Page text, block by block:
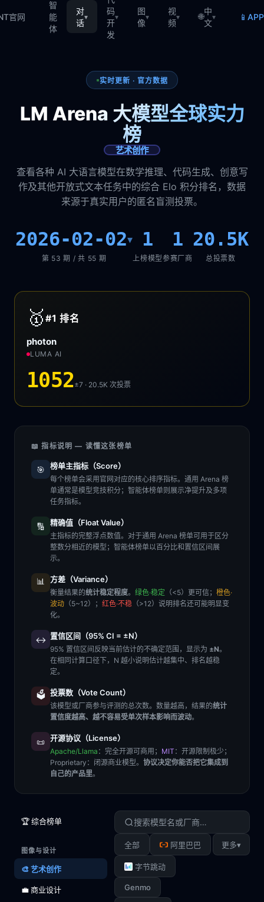
官网
智
能
体
对
话
▾
码
开
发
▾
图
像
▾
视
频
▾ 🌐
中
文
▾ 📱
实时更新 · 官方数据
LM Arena 大模型全球实力
榜
艺术创作
查看各种 AI 大语言模型在数学推理、代码生成、创意写
作及其他开放式文本任务中的综合 Elo 积分排名，数据
来源于真实用户的匿名盲测投票。
2026-02-02▾
第 53 期 / 共 55 期
1
上榜模型
1
参赛厂商
20.5K
总投票数
🥇 #1排名
photon
LUMA AI
1052±7 · 20.5K次投票
📖 指标说明 — 读懂这张榜单
🎯 榜单主指标（Score）
每个榜单会采用官网对应的核心排序指标。通用 Arena 榜
单通常是模型竞技积分；智能体榜单则展示净提升及多项
任务指标。
🔢 精确值（Float Value）
主指标的完整浮点数值。对于通用 Arena 榜单可用于区分
整数分相近的模型；智能体榜单以百分比和置信区间展
示。
📊 方差（Variance）
衡量结果的统计稳定程度。 绿色·稳定 （<5）更可信； 橙色·
波动 （5~12）； 红色·不稳 （>12）说明排名还可能明显变
化。
↔️ 置信区间（95% CI = ±N）
95% 置信区间反映当前估计的不确定范围，显示为 ±N。
在相同计算口径下，N 越小说明估计越集中、排名越稳
定。
🗳️ 投票数（Vote Count）
该模型或厂商参与评测的总次数。数量越高，结果的统计
置信度越高、越不容易受单次样本影响而波动。
📜 开源协议（License）
Apache/Llama ：完全开源可商用； MIT ：开源限制极少；
Proprietary ：闭源商业模型。 协议决定你能否把它集成到
自己的产品里。
🏆 综合榜单
图像与设计
🎨 艺术创作
💼 商业设计
全部 阿里巴巴
字节跳动
Genmo
更多▾